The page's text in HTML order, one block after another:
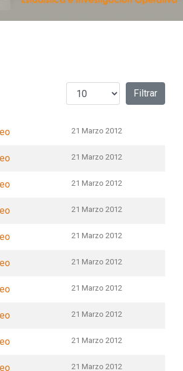
Cantidad a mostrarFiltrar
21 Marzo 2012
21 Marzo 2012
21 Marzo 2012
21 Marzo 2012
21 Marzo 2012
21 Marzo 2012
21 Marzo 2012
21 Marzo 2012
21 Marzo 2012
21 Marzo 2012